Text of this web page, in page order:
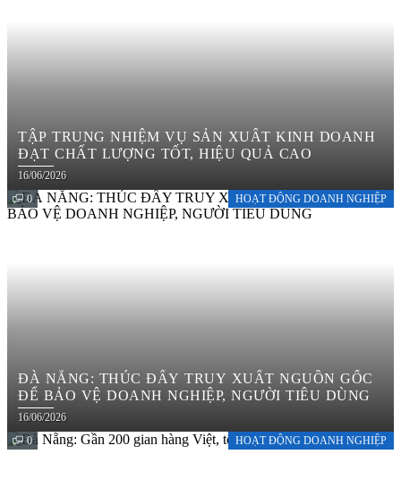
TẬP TRUNG NHIỆM VỤ SẢN XUẤT KINH DOANH
ĐẠT CHẤT LƯỢNG TỐT, HIỆU QUẢ CAO
16/06/2026
0
HOẠT ĐỘNG DOANH NGHIỆP
ĐÀ NẴNG: THÚC ĐẨY TRUY XUẤT NGUỒN GỐC
ĐỂ BẢO VỆ DOANH NGHIỆP, NGƯỜI TIÊU DÙNG
16/06/2026
0
HOẠT ĐỘNG DOANH NGHIỆP